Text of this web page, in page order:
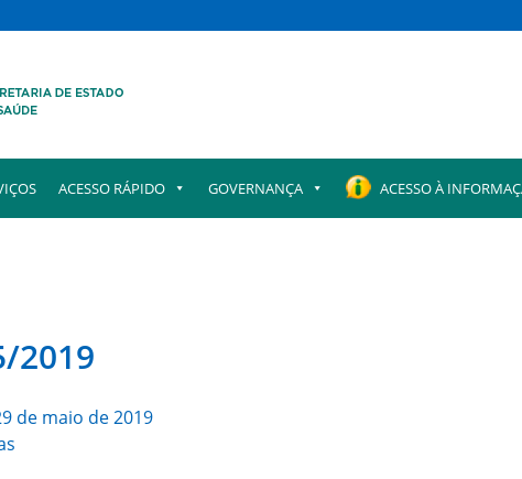
ACESSO RÁPIDO GOVERNANÇA ACESSO À
2019
de maio de 2019